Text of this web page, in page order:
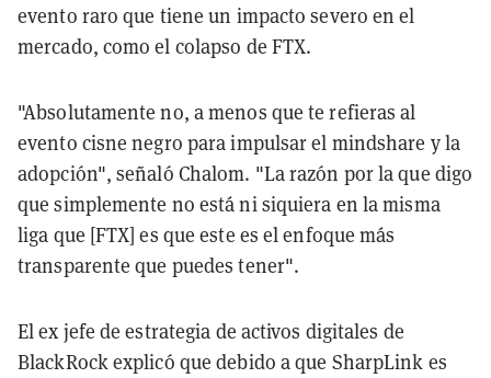
evento raro que tiene un impacto severo en el
mercado, como el colapso de FTX.
"Absolutamente no, a menos que te refieras al
evento cisne negro para impulsar el mindshare y la
adopción", señaló Chalom. "La razón por la que digo
que simplemente no está ni siquiera en la misma
liga que [FTX] es que este es el enfoque más
transparente que puedes tener".
El ex jefe de estrategia de activos digitales de
BlackRock explicó que debido a que SharpLink es